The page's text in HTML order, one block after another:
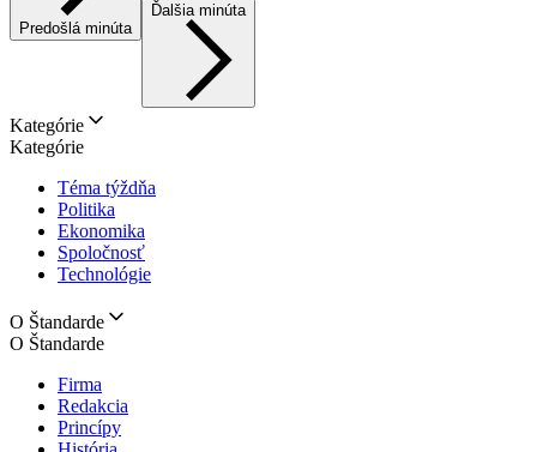
Predošlá minúta
Ďalšia minúta
Kategórie
Kategórie
Téma týždňa
Politika
Ekonomika
Spoločnosť
Technológie
O Štandarde
O Štandarde
Firma
Redakcia
Princípy